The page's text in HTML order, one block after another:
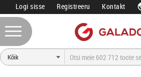
Logi sisse Registreeru Kontakt